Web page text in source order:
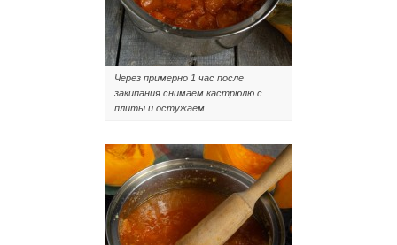
Через примерно 1 час после
закипания снимаем кастрюлю с
плиты и остужаем